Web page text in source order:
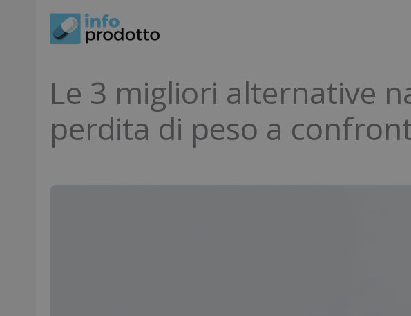
contenuto
Le 3 migliori alternative
perdita di peso a